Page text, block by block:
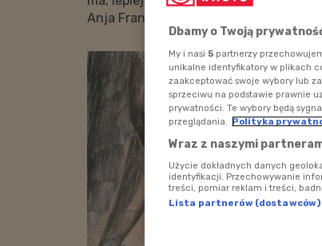
Anja Franczak, autorka książki "Żaba.
Dbamy o Twoją
My i nasi 5 partnerzy
unikalne identyfikatory w plikach
zaakceptować swoje wybory lub
sprzeciwu na podstawie prawnie
prywatności. Te wybory będą
przeglądania. Polityka
Wraz z naszymi
Użycie dokładnych danych
identyfikacji. Przechowywanie
treści, pomiar reklam i treści,
Lista partnerów (dostawców)